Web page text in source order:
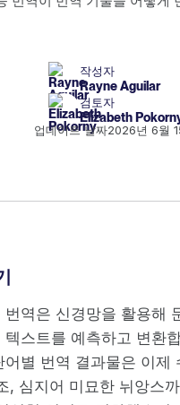
작성자
Rayne Aguilar
검토자
Elizabeth
업데이트 날짜2026년 6월
번역은 신경망을 활용해
텍스트를 예측하고 변환
어별 번역 결과물은 이제
, 심지어 미묘한 뉘앙스